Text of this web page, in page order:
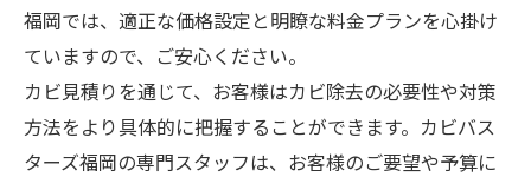
福岡では、適正な価格設定と明瞭な料金プランを心掛け
ていますので、ご安心ください。
カビ見積りを通じて、お客様はカビ除去の必要性や対策
方法をより具体的に把握することができます。カビバス
ターズ福岡の専門スタッフは、お客様のご要望や予算に